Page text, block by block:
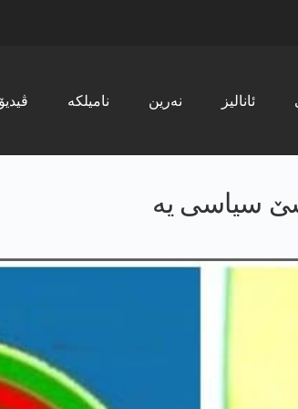
ڤیدیۆ نامیلکە نەرین ئانالیز
سیاسی یه‌